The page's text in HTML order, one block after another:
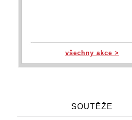
všechny akce >
SOUTĚŽE